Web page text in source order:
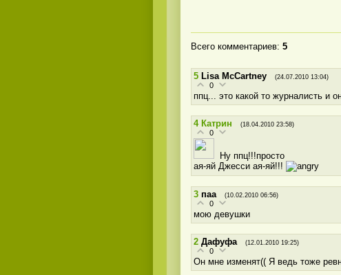
Всего комментариев: 5
5 Lisa McCartney (24.07.2010 13:04)
0
ппц... это какой то журналисть и
4 Катрин (18.04.2010 23:58)
0
Ну ппц!!!просто
ая-яй Джесси ая-яй!!!
3 паа (10.02.2010 06:56)
0
мою девушки
2 Дафуфа (12.01.2010 19:25)
0
Он мне изменят(( Я ведь тоже